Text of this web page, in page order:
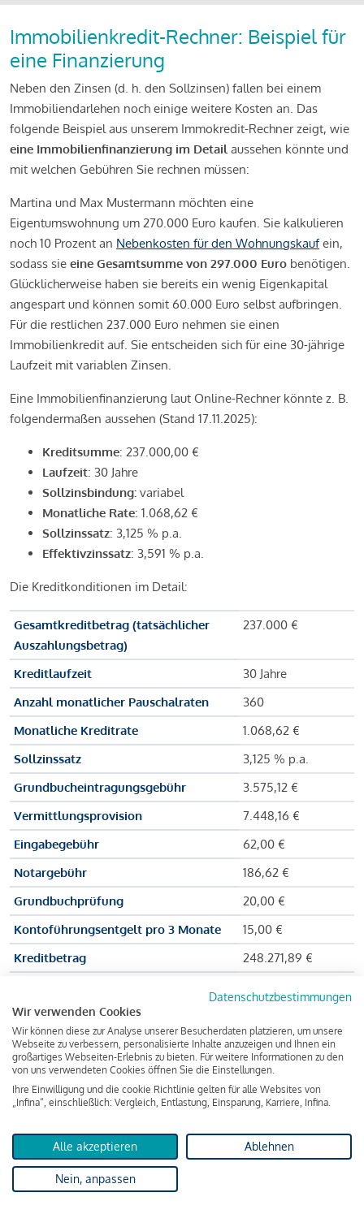
Immobilienkredit-Rechner: Beispiel für
eine Finanzierung
Neben den Zinsen (d. h. den Sollzinsen) fallen bei einem
Immobiliendarlehen noch einige weitere Kosten an. Das
folgende Beispiel aus unserem Immokredit-Rechner zeigt, wie
eine Immobilienfinanzierung im Detail aussehen könnte und
mit welchen Gebühren Sie rechnen müssen:
Martina und Max Mustermann möchten eine
Eigentumswohnung um 270.000 Euro kaufen. Sie kalkulieren
noch 10 Prozent an Nebenkosten für den Wohnungskaufein,
sodass sie eine Gesamtsumme von 297.000 Euro benötigen.
Glücklicherweise haben sie bereits ein wenig Eigenkapital
angespart und können somit 60.000 Euro selbst aufbringen.
Für die restlichen 237.000 Euro nehmen sie einen
Immobilienkredit auf. Sie entscheiden sich für eine 30-jährige
Laufzeit mit variablen Zinsen.
Eine Immobilienfinanzierung laut Online-Rechner könnte z. B.
folgendermaßen aussehen (Stand 17.11.2025):
Kreditsumme: 237.000,00 €
Laufzeit: 30 Jahre
Sollzinsbindung: variabel
Monatliche Rate: 1.068,62 €
Sollzinssatz: 3,125 % p.a.
Effektivzinssatz: 3,591 % p.a.
Die Kreditkonditionen im Detail:
Gesamtkreditbetrag (tatsächlicher
Auszahlungsbetrag)
237.000 €
Kreditlaufzeit
30 Jahre
Anzahl monatlicher Pauschalraten
360
Monatliche Kreditrate
1.068,62 €
Sollzinssatz
3,125 % p.a.
Grundbucheintragungsgebühr
3.575,12 €
Vermittlungsprovision
7.448,16 €
Eingabegebühr
62,00 €
Notargebühr
186,62 €
Grundbuchprüfung
20,00 €
Kontoführungsentgelt pro 3 Monate
15,00 €
Kreditbetrag
248.271,89 €
Zu zahlender Gesamtbetrag
Kreditvermittler
INFINA Credit
Broker GmbH
von 237.000 Euro ausgezahlt, um die Wohnung zu kaufen.
Darüber hinaus fallen aber noch einige Gebühren an (z. B. die
Grundbucheintragungsgebühr), sodass die Bank den
Datenschutzbestimmungen
Wir verwenden Cookies
Wir können diese zur Analyse unserer Besucherdaten platzieren, um unsere
Webseite zu verbessern, personalisierte Inhalte anzuzeigen und Ihnen ein
großartiges Webseiten-Erlebnis zu bieten. Für weitere Informationen zu den
von uns verwendeten Cookies öffnen Sie die Einstellungen.
Ihre Einwilligung und die cookie Richtlinie gelten für alle Websites von
„Infina“, einschließlich: Vergleich, Entlastung, Einsparung, Karriere, Infina.
Alle akzeptieren Ablehnen
Nein, anpassen